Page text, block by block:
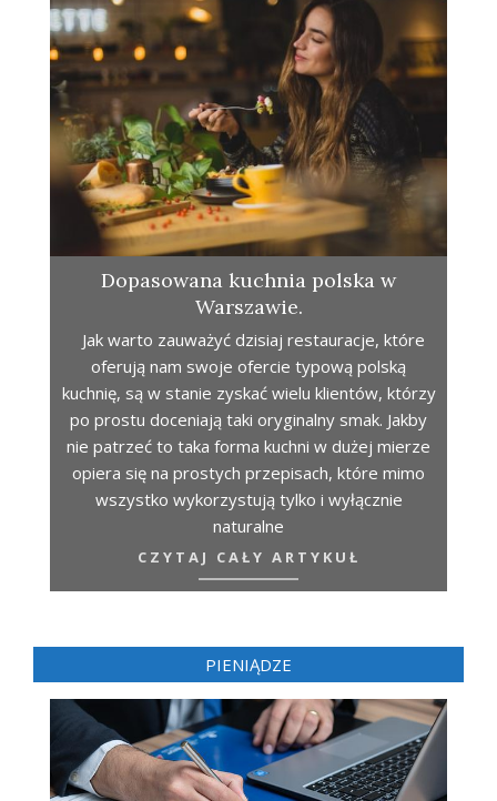
Dopasowana kuchnia polska w
Warszawie.
Jak warto zauważyć dzisiaj restauracje, które
oferują nam swoje ofercie typową polską
kuchnię, są w stanie zyskać wielu klientów, którzy
po prostu doceniają taki oryginalny smak. Jakby
nie patrzeć to taka forma kuchni w dużej mierze
opiera się na prostych przepisach, które mimo
wszystko wykorzystują tylko i wyłącznie
naturalne
CZYTAJ CAŁY ARTYKUŁ
PIENIĄDZE